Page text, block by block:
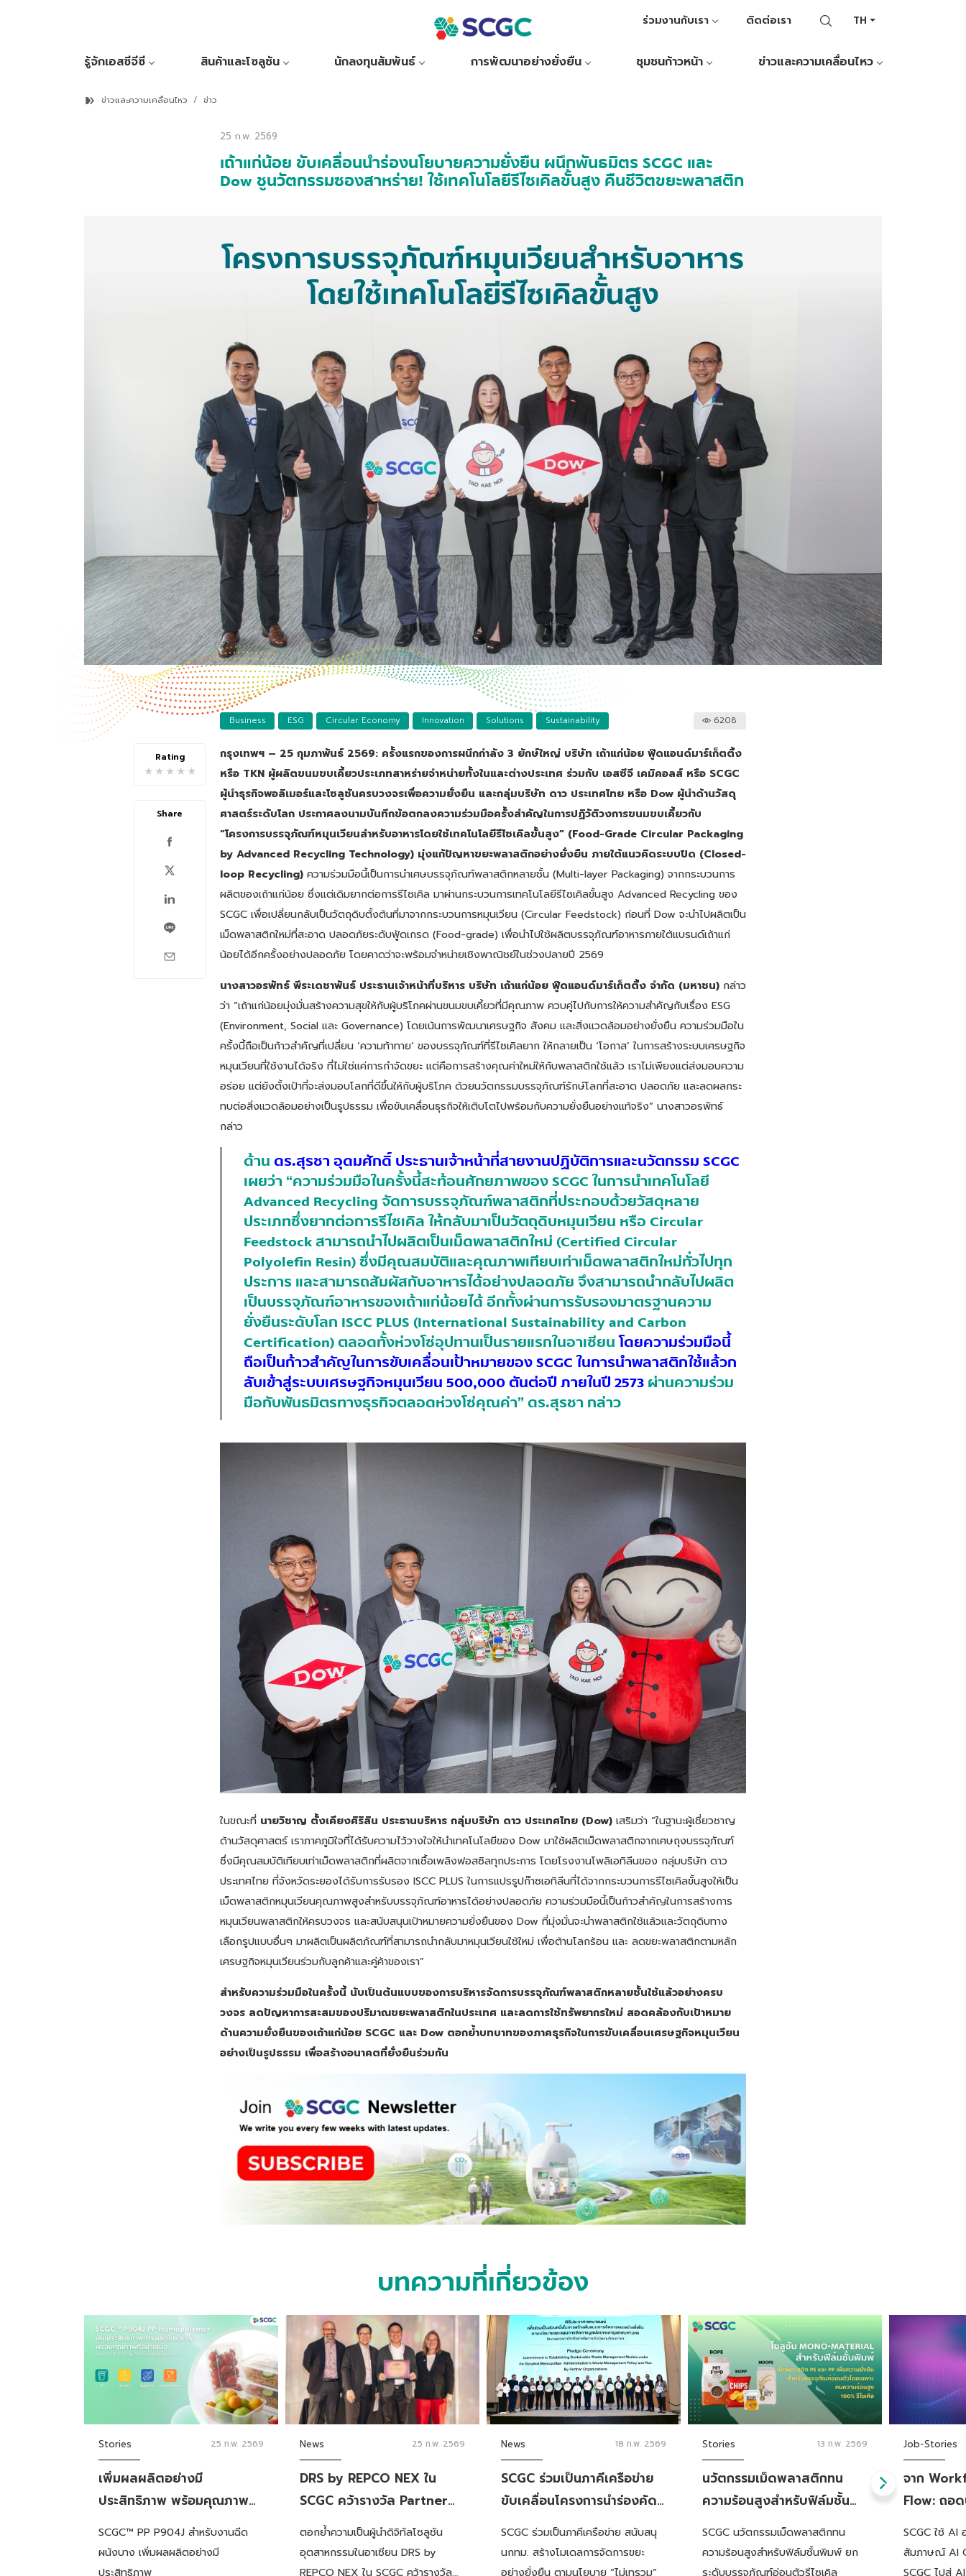
TH
ร่วมงานกับเรา ติดต่อเรา
รู้จักเอสซีจีซี สินค้าและโซลูชัน นักลงทุนสัมพันธ์ การพัฒนาอย่างยั่งยืน ชุมชนก้าวหน้า ข่าวและความเคลื่อนไหว
ข่าวและความเคลื่อนไหว ข่าว
25 ก.พ. 2569
เถ้าแก่น้อย ขับเคลื่อนนำร่องนโยบายความยั่งยืน ผนึกพันธมิตร SCGC และ
Dow ชูนวัตกรรมซองสาหร่าย! ใช้เทคโนโลยีรีไซเคิลขั้นสูง คืนชีวิตขยะพลาสติก
Business ESG Circular Economy Innovation Solutions Sustainability 6208
กรุงเทพฯ – 25 กุมภาพันธ์ 2569: ครั้งแรกของการผนึกกำลัง 3 ยักษ์ใหญ่ บริษัท เถ้าแก่น้อย ฟู๊ดแอนด์มาร์เก็ตติ้ง
หรือ TKN ผู้ผลิตขนมขบเคี้ยวประเภทสาหร่ายจำหน่ายทั้งในและต่างประเทศ ร่วมกับ เอสซีจี เคมิคอลส์ หรือ SCGC
ผู้นำธุรกิจพอลิเมอร์และโซลูชันครบวงจรเพื่อความยั่งยืน และกลุ่มบริษัท ดาว ประเทศไทย หรือ Dow ผู้นำด้านวัสดุ
ศาสตร์ระดับโลก ประกาศลงนามบันทึกข้อตกลงความร่วมมือครั้งสำคัญในการปฏิวัติวงการขนมขบเคี้ยวกับ
“โครงการบรรจุภัณฑ์หมุนเวียนสำหรับอาหารโดยใช้เทคโนโลยีรีไซเคิลขั้นสูง” (Food-Grade Circular Packaging
by Advanced Recycling Technology) มุ่งแก้ปัญหาขยะพลาสติกอย่างยั่งยืน ภายใต้แนวคิดระบบปิด (Closed-
loop Recycling) ความร่วมมือนี้เป็นการนำเศษบรรจุภัณฑ์พลาสติกหลายชั้น (Multi-layer Packaging) จากกระบวนการ
ผลิตของเถ้าแก่น้อย ซึ่งแต่เดิมยากต่อการรีไซเคิล มาผ่านกระบวนการเทคโนโลยีรีไซเคิลขั้นสูง Advanced Recycling ของ
SCGC เพื่อเปลี่ยนกลับเป็นวัตถุดิบตั้งต้นที่มาจากกระบวนการหมุนเวียน (Circular Feedstock) ก่อนที่ Dow จะนำไปผลิตเป็น
เม็ดพลาสติกใหม่ที่สะอาด ปลอดภัยระดับฟู้ดเกรด (Food-grade) เพื่อนำไปใช้ผลิตบรรจุภัณฑ์อาหารภายใต้แบรนด์เถ้าแก่
น้อยได้อีกครั้งอย่างปลอดภัย โดยคาดว่าจะพร้อมจำหน่ายเชิงพาณิชย์ในช่วงปลายปี 2569
นางสาวอรพัทธ์ พีระเดชาพันธ์ ประธานเจ้าหน้าที่บริหาร บริษัท เถ้าแก่น้อย ฟู๊ดแอนด์มาร์เก็ตติ้ง จำกัด (มหาชน) กล่าว
ว่า “เถ้าแก่น้อยมุ่งมั่นสร้างความสุขให้กับผู้บริโภคผ่านขนมขบเคี้ยวที่มีคุณภาพ ควบคู่ไปกับการให้ความสำคัญกับเรื่อง ESG
(Environment, Social และ Governance) โดยเน้นการพัฒนาเศรษฐกิจ สังคม และสิ่งแวดล้อมอย่างยั่งยืน ความร่วมมือใน
ครั้งนี้ถือเป็นก้าวสำคัญที่เปลี่ยน ‘ความท้าทาย’ ของบรรจุภัณฑ์ที่รีไซเคิลยาก ให้กลายเป็น ‘โอกาส’ ในการสร้างระบบเศรษฐกิจ
หมุนเวียนที่ใช้งานได้จริง ที่ไม่ใช่แค่การกำจัดขยะ แต่คือการสร้างคุณค่าใหม่ให้กับพลาสติกใช้แล้ว เราไม่เพียงแต่ส่งมอบความ
อร่อย แต่ยังตั้งเป้าที่จะส่งมอบโลกที่ดีขึ้นให้กับผู้บริโภค ด้วยนวัตกรรมบรรจุภัณฑ์รักษ์โลกที่สะอาด ปลอดภัย และลดผลกระ
ทบต่อสิ่งแวดล้อมอย่างเป็นรูปธรรม เพื่อขับเคลื่อนธุรกิจให้เติบโตไปพร้อมกับความยั่งยืนอย่างแท้จริง” นางสาวอรพัทธ์
กล่าว
ด้านดร.สุรชา อุดมศักดิ์ ประธานเจ้าหน้าที่สายงานปฏิบัติการและนวัตกรรม SCGC
เผยว่า “ความร่วมมือในครั้งนี้สะท้อนศักยภาพของ SCGC ในการนำเทคโนโลยี
Advanced Recycling จัดการบรรจุภัณฑ์พลาสติกที่ประกอบด้วยวัสดุหลาย
ประเภทซึ่งยากต่อการรีไซเคิล ให้กลับมาเป็นวัตถุดิบหมุนเวียน หรือ Circular
Feedstock สามารถนำไปผลิตเป็นเม็ดพลาสติกใหม่ (Certified Circular
Polyolefin Resin) ซึ่งมีคุณสมบัติและคุณภาพเทียบเท่าเม็ดพลาสติกใหม่ทั่วไปทุก
ประการ และสามารถสัมผัสกับอาหารได้อย่างปลอดภัย จึงสามารถนำกลับไปผลิต
เป็นบรรจุภัณฑ์อาหารของเถ้าแก่น้อยได้ อีกทั้งผ่านการรับรองมาตรฐานความ
ยั่งยืนระดับโลก ISCC PLUS (International Sustainability and Carbon
Certification) ตลอดทั้งห่วงโซ่อุปทานเป็นรายแรกในอาเซียนโดยความร่วมมือนี้
ถือเป็นก้าวสำคัญในการขับเคลื่อนเป้าหมายของ SCGC ในการนำพลาสติกใช้แล้วก
ลับเข้าสู่ระบบเศรษฐกิจหมุนเวียน 500,000 ตันต่อปี ภายในปี 2573ผ่านความร่วม
มือกับพันธมิตรทางธุรกิจตลอดห่วงโซ่คุณค่า” ดร.สุรชา กล่าว
ในขณะที่ นายวิชาญ ตั้งเคียงศิริสิน ประธานบริหาร กลุ่มบริษัท ดาว ประเทศไทย (Dow) เสริมว่า “ในฐานะผู้เชี่ยวชาญ
ด้านวัสดุศาสตร์ เราภาคภูมิใจที่ได้รับความไว้วางใจให้นำเทคโนโลยีของ Dow มาใช้ผลิตเม็ดพลาสติกจากเศษถุงบรรจุภัณฑ์
ซึ่งมีคุณสมบัติเทียบเท่าเม็ดพลาสติกที่ผลิตจากเชื้อเพลิงฟอสซิลทุกประการ โดยโรงงานโพลิเอทิลีนของ กลุ่มบริษัท ดาว
ประเทศไทย ที่จังหวัดระยองได้รับการรับรอง ISCC PLUS ในการแปรรูปก๊าซเอทิลีนที่ได้จากกระบวนการรีไซเคิลขั้นสูงให้เป็น
เม็ดพลาสติกหมุนเวียนคุณภาพสูงสำหรับบรรจุภัณฑ์อาหารได้อย่างปลอดภัย ความร่วมมือนี้เป็นก้าวสำคัญในการสร้างการ
หมุนเวียนพลาสติกให้ครบวงจร และสนับสนุนเป้าหมายความยั่งยืนของ Dow ที่มุ่งมั่นจะนำพลาสติกใช้แล้วและวัตถุดิบทาง
เลือกรูปแบบอื่นๆ มาผลิตเป็นผลิตภัณฑ์ที่สามารถนำกลับมาหมุนเวียนใช้ใหม่ เพื่อต้านโลกร้อน และ ลดขยะพลาสติกตามหลัก
เศรษฐกิจหมุนเวียนร่วมกับลูกค้าและคู่ค้าของเรา”
สำหรับความร่วมมือในครั้งนี้ นับเป็นต้นแบบของการบริหารจัดการบรรจุภัณฑ์พลาสติกหลายชั้นใช้แล้วอย่างครบ
วงจร ลดปัญหาการสะสมของปริมาณขยะพลาสติกในประเทศ และลดการใช้ทรัพยากรใหม่ สอดคล้องกับเป้าหมาย
ด้านความยั่งยืนของเถ้าแก่น้อย SCGC และ Dow ตอกย้ำบทบาทของภาคธุรกิจในการขับเคลื่อนเศรษฐกิจหมุนเวียน
อย่างเป็นรูปธรรม เพื่อสร้างอนาคตที่ยั่งยืนร่วมกัน
Rating
★
★
★
★
★
Share
บทความที่เกี่ยวข้อง
Stories 25 ก.พ. 2569
เพิ่มผลผลิตอย่างมี
ประสิทธิภาพ พร้อมคุณภาพ
สม่ำเสมอด้วยเม็ดพลาสติกพี
พีโฮโมพอลิเมอร์เกรด SCGC™
PP P904J สำหรับงานฉีดผนัง
SCGC™ PP P904J สำหรับงานฉีด
ผนังบาง เพิ่มผลผลิตอย่างมี
ประสิทธิภาพ
News 25 ก.พ. 2569
DRS by REPCO NEX ใน
SCGC คว้ารางวัล Partner
Excellence Award จาก
AVEVA ตอกย้ำบทบาท
พันธมิตรระดับโลกและผู้นำ
ตอกย้ำความเป็นผู้นำดิจิทัลโซลูชัน
อุตสาหกรรมในอาเซียน DRS by
REPCO NEX ใน SCGC คว้ารางวัล
News 18 ก.พ. 2569
SCGC ร่วมเป็นภาคีเครือข่าย
ขับเคลื่อนโครงการนำร่องคัด
แยกขยะครัวเรือนใน
คอนโดมิเนียม สนับสนุนกทม.
สร้างโมเดลการจัดการขยะ
SCGC ร่วมเป็นภาคีเครือข่าย สนับสนุ
นกทม. สร้างโมเดลการจัดการขยะ
อย่างยั่งยืน ตามนโยบาย “ไม่เทรวม”
Stories 13 ก.พ. 2569
นวัตกรรมเม็ดพลาสติกทน
ความร้อนสูงสำหรับฟิล์มชั้น
พิมพ์ ยกระดับบรรจุภัณฑ์อ่อน
ตัวรีไซเคิลได้จาก SCGC
SCGC นวัตกรรมเม็ดพลาสติกทน
ความร้อนสูงสำหรับฟิล์มชั้นพิมพ์ ยก
ระดับบรรจุภัณฑ์อ่อนตัวรีไซเคิล
Job-Stories
จาก
Flow: ถอ
เปลี่ยนแป
SCGC ใช้ AI
สัมภาษณ์ AI
SCGC ไปสู่